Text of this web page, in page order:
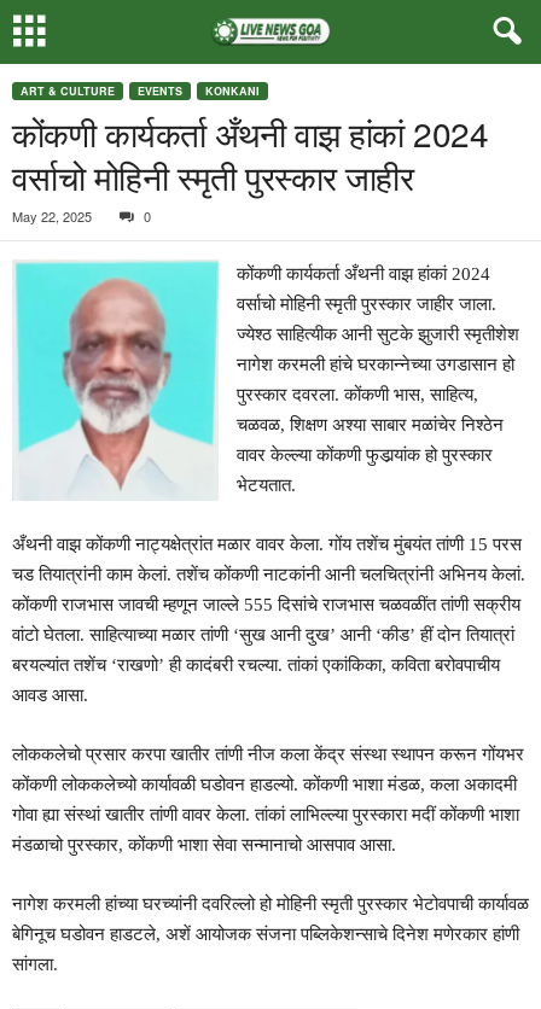
ART & CULTURE EVENTS KONKANI
कोंकणी कार्यकर्ता अँथनी वाझ हांकां 2024
वर्साचो मोहिनी स्मृती पुरस्कार जाहीर
May 22, 2025 0
कोंकणी कार्यकर्ता अँथनी वाझ हांकां 2024
वर्साचो मोहिनी स्मृती पुरस्कार जाहीर जाला.
ज्येश्ठ साहित्यीक आनी सुटके झुजारी स्मृतीशेश
नागेश करमली हांचे घरकान्नेच्या उगडासान हो
पुरस्कार दवरला. कोंकणी भास, साहित्य,
चळवळ, शिक्षण अश्या साबार मळांचेर निश्ठेन
वावर केल्ल्या कोंकणी फुडार्‍यांक हो पुरस्कार
भेटयतात.
अँथनी वाझ कोंकणी नाट्यक्षेत्रांत मळार वावर केला. गोंय तशेंच मुंबयंत तांणी 15 परस
चड तियात्रांनी काम केलां. तशेंच कोंकणी नाटकांनी आनी चलचित्रांनी अभिनय केलां.
कोंकणी राजभास जावची म्हणून जाल्ले 555 दिसांचे राजभास चळवळींत तांणी सक्रीय
वांटो घेतला. साहित्याच्या मळार तांणी ‘सुख आनी दुख’ आनी ‘कीड’ हीं दोन तियात्रां
बरयल्यांत तशेंच ‘राखणो’ ही कादंबरी रचल्या. तांकां एकांकिका, कविता बरोवपाचीय
आवड आसा.
लोककलेचो प्रसार करपा खातीर तांणी नीज कला केंद्र संस्था स्थापन करून गोंयभर
कोंकणी लोककलेच्यो कार्यावळी घडोवन हाडल्यो. कोंकणी भाशा मंडळ, कला अकादमी
गोवा ह्या संस्थां खातीर तांणी वावर केला. तांकां लाभिल्ल्या पुरस्कारा मदीं कोंकणी भाशा
मंडळाचो पुरस्कार, कोंकणी भाशा सेवा सन्मानाचो आसपाव आसा.
नागेश करमली हांच्या घरच्यांनी दवरिल्लो हो मोहिनी स्मृती पुरस्कार भेटोवपाची कार्यावळ
बेगिनूच घडोवन हाडटले, अशें आयोजक संजना पब्लिकेशन्साचे दिनेश मणेरकार हांणी
सांगला.